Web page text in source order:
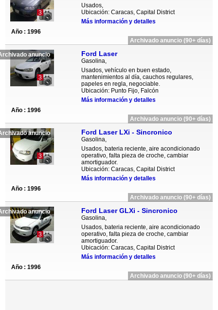
3
Usados,
Ubicación: Caracas, Capital District
Más información y detalles
Año : 1996
Archivado anuncio (90+ días)
anuncio
3
Ford Laser
Gasolina,
Usados, vehículo en buen estado,
mantenimientos al día, cauchos regulares,
papeles en regla, negociable.
Ubicación: Punto Fijo, Falcón
Más información y detalles
Año : 1996
Archivado anuncio (90+ días)
anuncio
3
Ford Laser LXi - Sincronico
Gasolina,
Usados, bateria reciente, aire acondicionado
operativo, falta pieza de croche, cambiar
amortiguador.
Ubicación: Caracas, Capital District
Más información y detalles
Año : 1996
Archivado anuncio (90+ días)
anuncio
3
Ford Laser GLXi - Sincronico
Gasolina,
Usados, bateria reciente, aire acondicionado
operativo, falta pieza de croche, cambiar
amortiguador.
Ubicación: Caracas, Capital District
Más información y detalles
Año : 1996
Archivado anuncio (90+ días)